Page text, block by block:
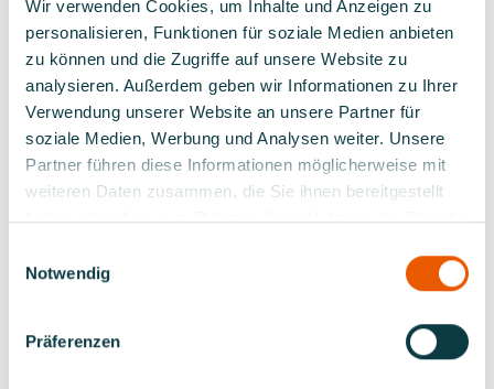
Wir verwenden Cookies, um Inhalte und Anzeigen zu
personalisieren, Funktionen für soziale Medien anbieten
zu können und die Zugriffe auf unsere Website zu
analysieren. Außerdem geben wir Informationen zu Ihrer
Verwendung unserer Website an unsere Partner für
soziale Medien, Werbung und Analysen weiter. Unsere
Partner führen diese Informationen möglicherweise mit
weiteren Daten zusammen, die Sie ihnen bereitgestellt
haben oder die sie im Rahmen Ihrer Nutzung der Dienste
Notwendig
Präferenzen
hatten daher zur Folge, dass das Baden im Rhein
zwischen Köln und Nimwegen inzwischen fast überall
verboten ist. 12 Menschen sind dem
lt. DLRG im letzten Jahr beim Baden im Rhein ertrunken
– die meisten waren übrigens Männer. Die DLRG weist
auf einer Website auf die Lebensgefahren beim Baden
im Rhein hin.
Spielverderberei, sondern dienen dem Schutz der
Bevölkerung. Hinweistafeln, auf denen die Gefahren
Wasserschutzpolizei und Ordnungsbehörden wachen